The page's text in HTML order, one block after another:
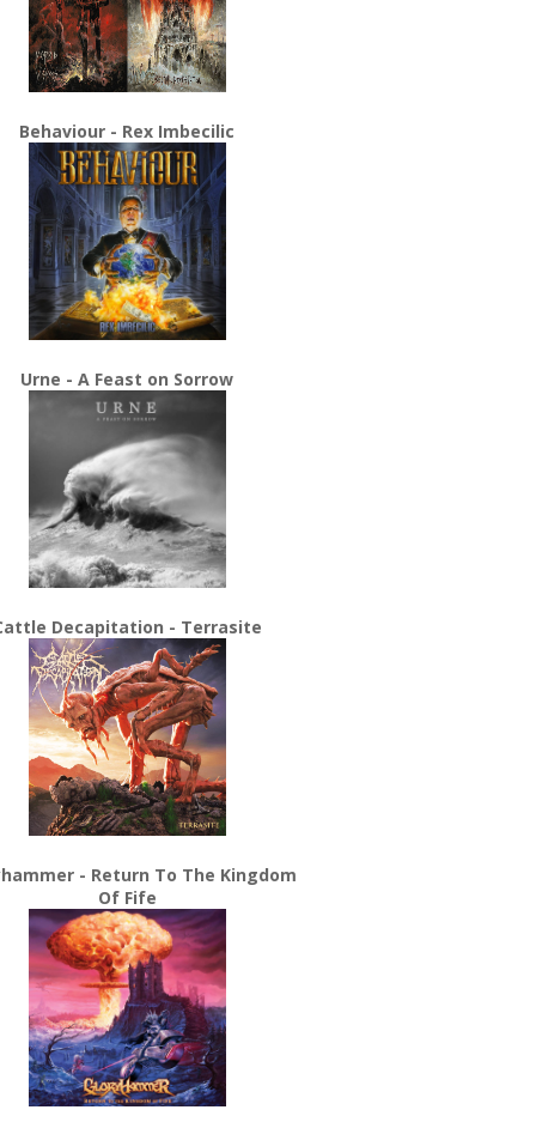
Behaviour - Rex Imbecilic
Urne - A Feast on Sorrow
Decapitation - Terrasite
- Return To The Kingdom
Of Fife